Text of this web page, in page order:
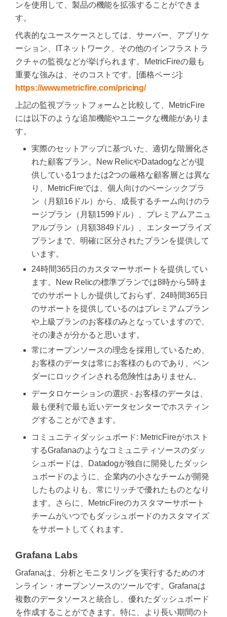
ンを使用して、製品の機能を拡張することができま
す。
代表的なユースケースとしては、サーバー、アプリケ
ーション、ITネットワーク、その他のインフラストラ
クチャの監視などが挙げられます。MetricFireの最も
重要な強みは、そのコストです。[価格ページ]:
https://www.metricfire.com/pricing/
上記の監視プラットフォームと比較して、MetricFire
には以下のような追加機能やユニークな機能がありま
す。
実際のセットアップに基づいた、適切な階層化さ
れた顧客プラン。New RelicやDatadogなどが提
供している1つまたは2つの厳格な顧客層とは異な
り、MetricFireでは、個人向けのベーシックプラ
ン（月額16ドル）から、成長するチーム向けのラ
ージプラン（月額1599ドル）、プレミアムアニュ
アルプラン（月額3849ドル）、エンタープライズ
プランまで、明確に区分されたプランを提供して
います。
24時間365日のカスタマーサポートを提供してい
ます。New Relicの標準プランでは8時から5時ま
でのサポートしか提供しておらず、24時間365日
のサポートを提供しているのはプレミアムプラン
や上級プランのお客様のみとなっていますので、
その凄さが分かると思います。
常にオープンソースの理念を採用しているため、
お客様のデータは常にお客様のものであり、ベン
ダーにロックインされる危険性はありません。
データロケーションの選択 - お客様のデータは、
最も便利で最も近いデータセンターでホスティン
グすることができます。
コミュニティダッシュボード: MetricFireがホスト
するGrafanaのようなコミュニティソースのダッ
シュボードは、Datadogが独自に開発したダッシ
ュボードのように、企業内の小さなチームが開発
したものよりも、常にリッチで優れたものとなり
ます。さらに、MetricFireのカスタマーサポート
チームがいつでもダッシュボードのカスタマイズ
をサポートしてくれます。
Grafana Labs
Grafanaは、分析とモニタリングを実行するためのオ
ンライン・オープンソースのツールです。Grafanaは
複数のデータソースと統合し、優れたダッシュボード
を作成することができます。特に、より長い期間のト